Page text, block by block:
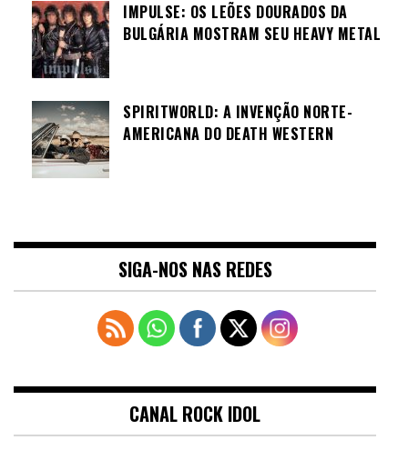
IMPULSE: OS LEÕES DOURADOS DA
BULGÁRIA MOSTRAM SEU HEAVY METAL
SPIRITWORLD: A INVENÇÃO NORTE-
AMERICANA DO DEATH WESTERN
SIGA-NOS NAS REDES
CANAL ROCK IDOL